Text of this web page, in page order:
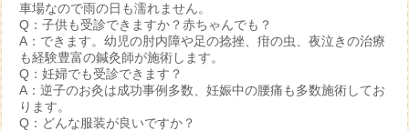
車場なので雨の日も濡れません。
Q：子供も受診できますか？赤ちゃんでも？
A：できます。幼児の肘内障や足の捻挫、疳の虫、夜泣きの治療
も経験豊富の鍼灸師が施術します。
Q：妊婦でも受診できます？
A：逆子のお灸は成功事例多数、妊娠中の腰痛も多数施術してお
ります。
Q：どんな服装が良いですか？